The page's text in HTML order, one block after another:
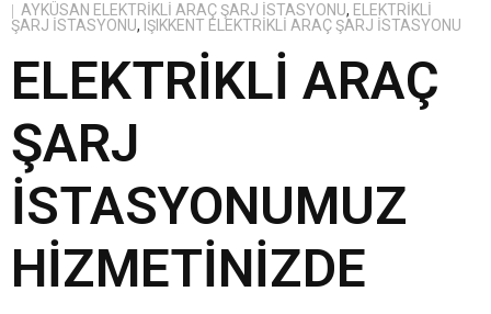
AYKÜSAN ELEKTRIKLI ARAÇ ŞARJ İSTASYONU, ELEKTRIKLI
ŞARJ İSTASYONU, IŞIKKENT ELEKTRIKLI ARAÇ ŞARJ İSTASYONU
ELEKTRIKLI ARAÇ
ŞARJ
İSTASYONUMUZ
HIZMETINIZDE